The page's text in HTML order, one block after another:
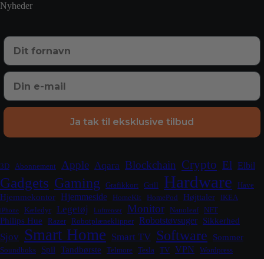
Nyheder
Ja tak til eksklusive tilbud
3D Abonnement Apple Aqara Blockchain Crypto El Elbil
Gadgets Gaming Grafikkort Grill Hardware Have
Hjemmekontor Hjemmeside HomeKit HomePod Højttaler IKEA
iPhone Kæledyr Legetøj Luftrenser Monitor Nanoleaf NFT
Philips Hue Razer Robotplæneklipper Robotstøvsuger Sikkerhed
Sjov Smart Home Smart TV Software Sommer
Soundboks Spil Tandbørste Telmore Tesla TV VPN Wordpress